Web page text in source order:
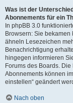
Was ist der
Abonnements für ein
In phpBB 3.0
Browsern: Sie
ähneln Lesezeichen
Benachrichtigung
hingegen informieren
Forums des Boards.
Abonnements können
einstellen“ geändert
Nach oben